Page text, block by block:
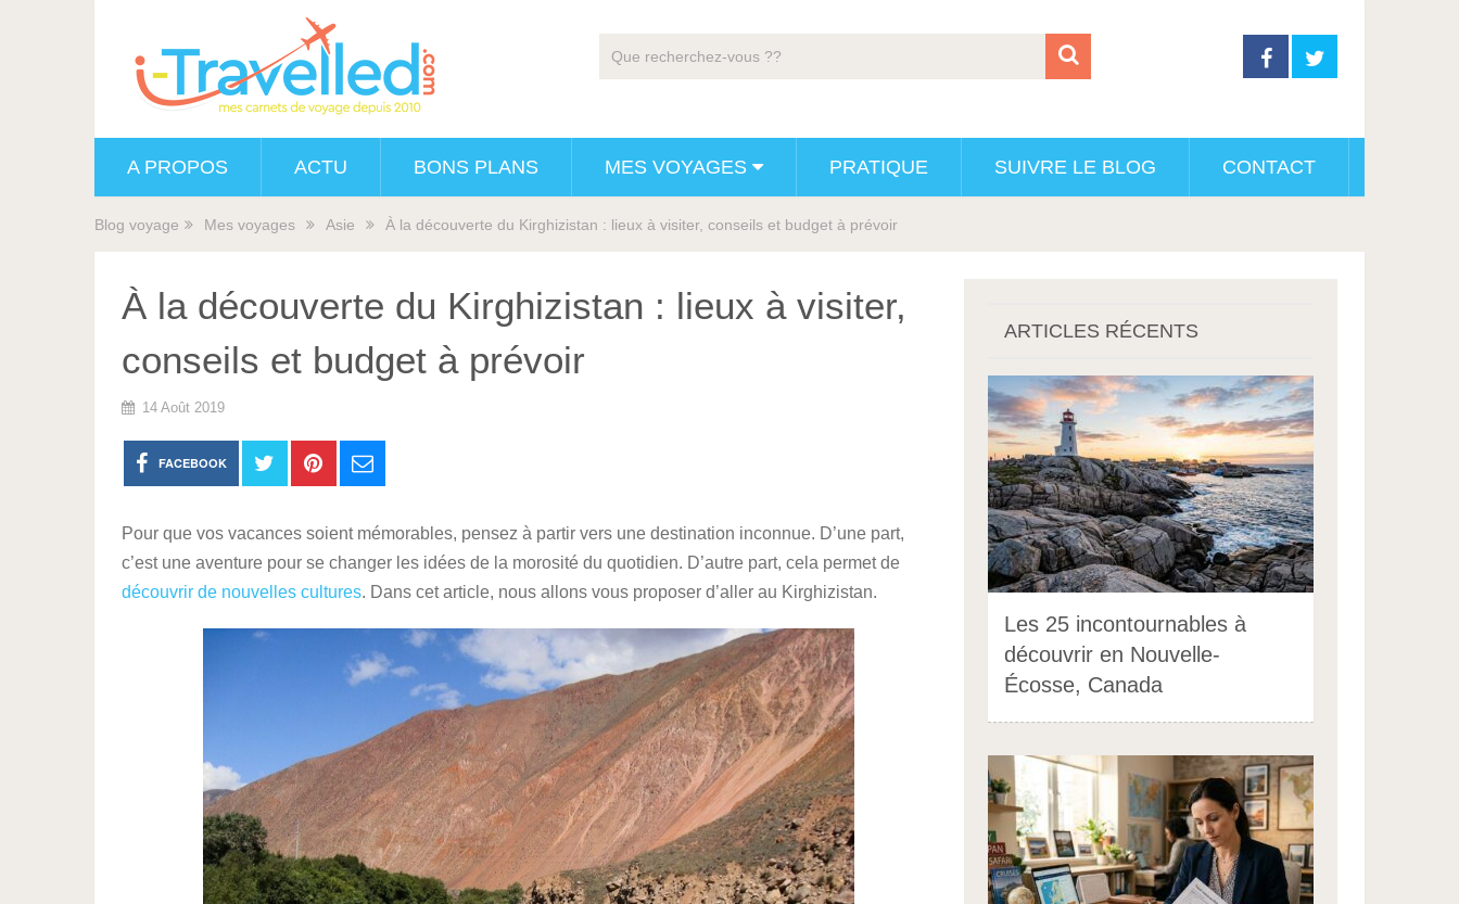
A PROPOS ACTU BONS PLANS MES VOYAGES PRATIQUE SUIVRE LE BLOG CONTACT
Blog voyage Mes voyages Asie À la découverte du Kirghizistan : lieux à visiter, conseils et budget à prévoir
À la découverte du Kirghizistan : lieux à visiter,
conseils et budget à prévoir
14 Août 2019
FACEBOOK
Pour que vos vacances soient mémorables, pensez à partir vers une destination inconnue. D’une part,
c’est une aventure pour se changer les idées de la morosité du quotidien. D’autre part, cela permet de
découvrir de nouvelles cultures. Dans cet article, nous allons vous proposer d’aller au Kirghizistan.
ARTICLES RÉCENTS
Les 25 incontournables à
découvrir en Nouvelle-
Écosse, Canada